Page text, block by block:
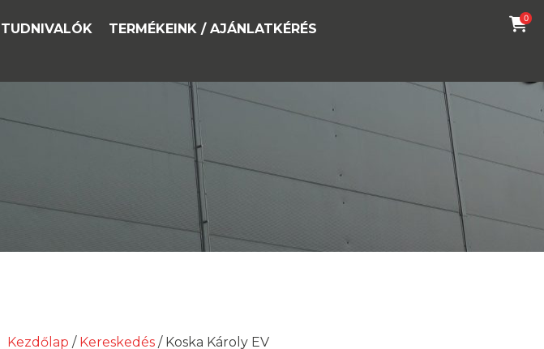
TUDNIVALÓK TERMÉKEINK / AJÁNLATKÉRÉS
0
Kezdőlap / Kereskedés / Koska Károly EV